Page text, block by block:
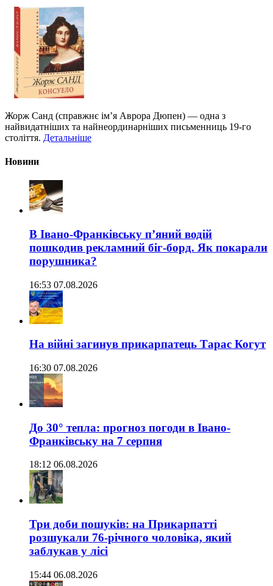
Жорж Санд (справжнє ім’я Аврора Дюпен) — одна з
найвидатніших та найнеординарніших письменниць 19-го
століття. Детальніше
Новини
В Івано-Франківську п’яний водій
пошкодив рекламний біг-борд. Як покарали
порушника?
16:53 07.08.2026
На війні загинув прикарпатець Тарас Когут
16:30 07.08.2026
До 30° тепла: прогноз погоди в Івано-
Франківську на 7 серпня
18:12 06.08.2026
Три доби пошуків: на Прикарпатті
розшукали 76-річного чоловіка, який
заблукав у лісі
15:44 06.08.2026